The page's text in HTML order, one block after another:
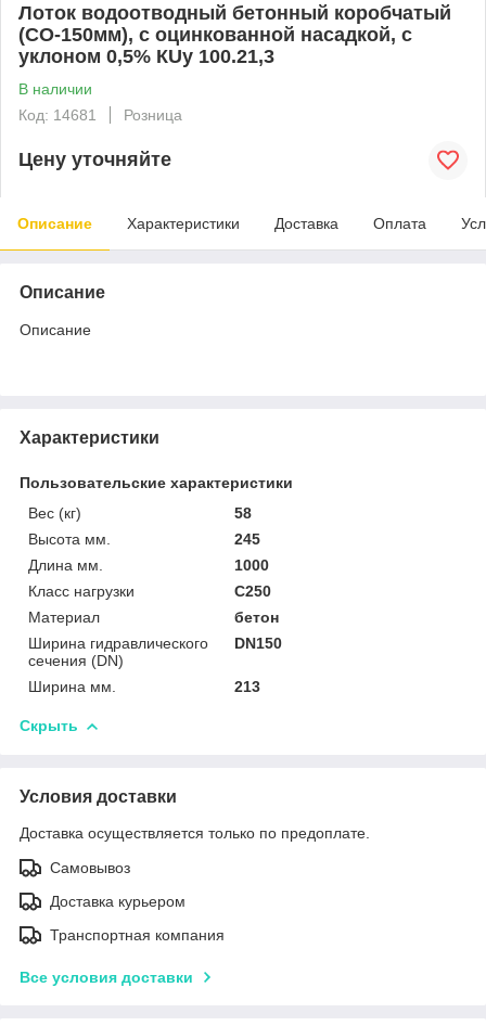
Лоток водоотводный бетонный коробчатый
(СО-150мм), с оцинкованной насадкой, с
уклоном 0,5% КUу 100.21,3
В наличии
Код: 14681
Розница
Цену уточняйте
Описание Характеристики Доставка Оплата
Описание
Описание
Характеристики
Пользовательские характеристики
Вес (кг)
58
Высота мм.
245
Длина мм.
1000
Класс нагрузки
C250
Материал
бетон
Ширина гидравлического
сечения (DN)
DN150
Ширина мм. 213
Скрыть
Условия доставки
Доставка осуществляется только по предоплате.
Самовывоз
Доставка курьером
Транспортная компания
Все условия доставки